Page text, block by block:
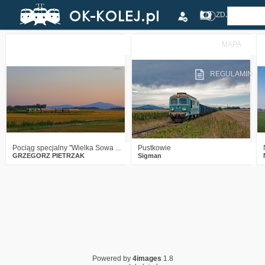
ZDJĘCIA
MAPA
REGULAMIN
Pociąg specjalny "Wielka Sowa ...
GRZEGORZ PIETRZAK
9
Pustkowie
Sigman
Powered by 4images 1.8